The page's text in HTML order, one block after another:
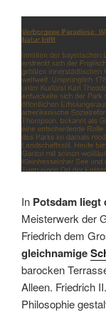
In Potsdam liegt
Meisterwerk der
Friedrich dem
gleichnamige
barocken
Alleen. Friedrich
Philosophie